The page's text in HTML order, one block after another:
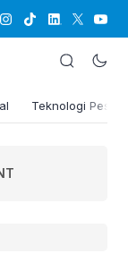
Teknologi